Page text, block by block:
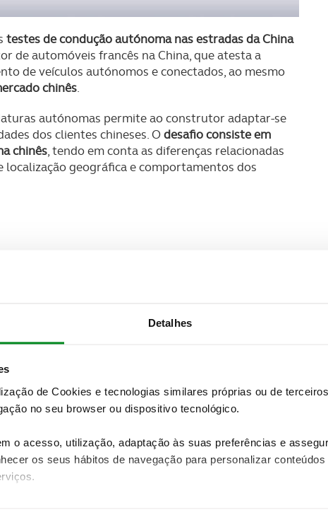
Detalhes
de Cookies e tecnologias similares próprias ou de
no seu browser ou dispositivo tecnológico.
o acesso, utilização, adaptação às suas preferências e
os seus hábitos de navegação para personalizar
testes de condução autónoma nas estradas da China
de automóveis francês na China, que atesta a
de veículos autónomos e conectados, ao mesmo
chinês.
autónomas permite ao construtor adaptar-se
dos clientes chineses. Odesafio consiste em
chinês, tendo em conta as diferenças relacionadas
geográfica e comportamentos dos